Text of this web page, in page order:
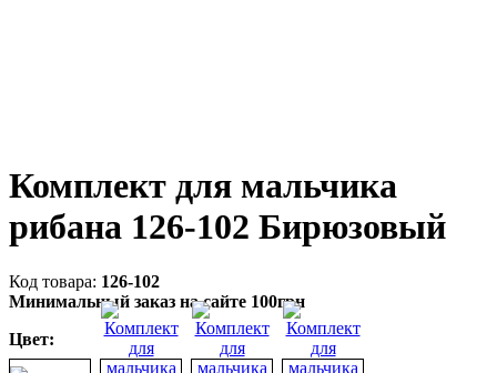
Комплект для мальчика
рибана 126-102 Бирюзовый
126-102
Минимальный заказ на сайте 100грн
Цвет: